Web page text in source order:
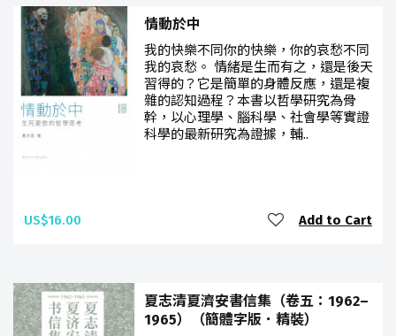
情動於中
我的快樂不同你的快樂，你的哀愁不同
我的哀愁。 情緒是生而有之，還是後天
習得的？它是簡單的身體反應，還是複
雜的認知過程？本書以哲學研究為骨
幹，以心理學、腦科學、社會學等實證
科學的最新研究為證據，輔..
US$16.00 Add to Cart
夏志清夏濟安書信集（卷五：1962–
1965）（簡體字版．精裝）